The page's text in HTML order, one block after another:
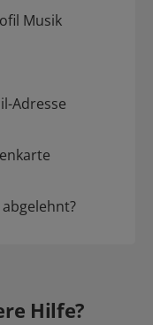
Musik
Adresse
Hilfe?